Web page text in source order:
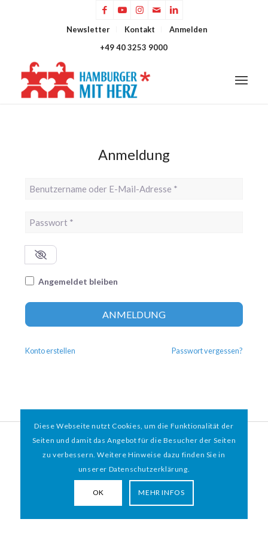
Newsletter Kontakt
Anmelden
+49 40 3253 9000
Anmeldung
Benutzername oder E-Mail-Adresse
Passwort *
Angemeldet bleiben
ANMELDUNG
Konto erstellen Passwort vergessen?
© 2026 HAMBURGER*MIT HERZ e.V. | WEBDESIGN BY WEBIGAMI
Diese Webseite nutzt Cookies, um die Funktionalität der
Seiten und damit das Angebot für die Besucher der Seiten
zu verbessern. Weitere Hinweise dazu finden Sie in
unserer Datenschutzerklärung.
OK MEHR INFOS